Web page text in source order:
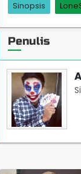
Sinopsis
Penulis